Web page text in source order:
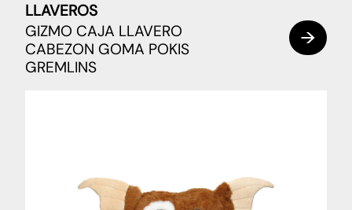
LLAVEROS
GIZMO CAJA LLAVERO
CABEZON GOMA POKIS
GREMLINS